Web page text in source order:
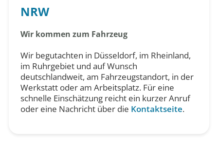
NRW
Wir kommen zum Fahrzeug
Wir begutachten in Düsseldorf, im Rheinland,
im Ruhrgebiet und auf Wunsch
deutschlandweit, am Fahrzeugstandort, in der
Werkstatt oder am Arbeitsplatz. Für eine
schnelle Einschätzung reicht ein kurzer Anruf
oder eine Nachricht über die Kontaktseite.